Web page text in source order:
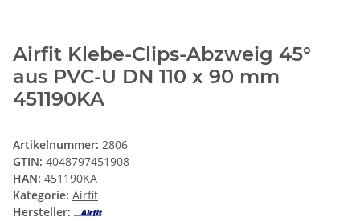
Airfit Klebe-Clips-Abzweig 45°
aus PVC-U DN 110 x 90 mm
451190KA
Artikelnummer: 2806
GTIN: 4048797451908
HAN: 451190KA
Kategorie: Airfit
Hersteller: